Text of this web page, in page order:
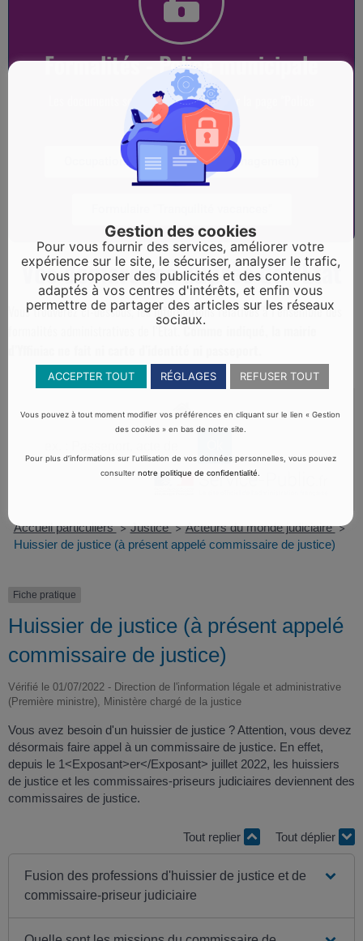
Formalités - Police municipale
Les documents sont téléchargeables sur la page "Police
municipale"
Occupation espace public (déménagement)
Vos démarches auprès de l'Etat
Vous trouverez ci-dessous, les informations relatives à l’ensemble des
formalités administratives de l’Etat.Comme indiqué, la mairie
Accueil particuliers> Justice> Acteurs du monde judiciaire>
Huissier de justice (à présent appelé commissaire de justice)
Fiche pratique
Huissier de justice (à présent appelé
commissaire de justice)
Vérifié le 01/07/2022 - Direction de l'information légale et administrative
(Première ministre), Ministère chargé de la justice
Vous avez besoin d'un huissier de justice ? Attention, vous devez
désormais faire appel à un commissaire de justice. En effet,
depuis le 1<Exposant>er</Exposant> juillet 2022, les huissiers
de justice et les commissaires-priseurs judiciaires deviennent des
commissaires de justice.
Tout replier Tout déplier
Fusion des professions d'huissier de justice et de
commissaire-priseur judiciaire
Gestion des cookies
Pour vous fournir des services, améliorer votre
expérience sur le site, le sécuriser, analyser le trafic,
vous proposer des publicités et des contenus
adaptés à vos centres d'intérêts, et enfin vous
permettre de partager des articles sur les réseaux
sociaux.
ACCEPTER TOUT RÉGLAGES REFUSER TOUT
Vous pouvez à tout moment modifier vos préférences en cliquant sur le lien « Gestion
des cookies » en bas de notre site.
Pour plus d’informations sur l’utilisation de vos données personnelles, vous pouvez
consulternotre politique de confidentialité